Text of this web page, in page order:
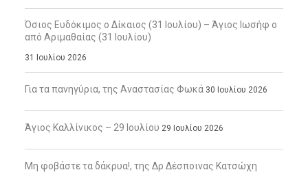
Όσιος Ευδόκιμος ο Δίκαιος (31 Ιουλίου) – Άγιος Ιωσήφ ο
από Αριμαθαίας (31 Ιουλίου)
31 Ιουλίου 2026
Για τα πανηγύρια, της Αναστασίας Φωκά 30 Ιουλίου 2026
Άγιος Καλλίνικος – 29 Ιουλίου 29 Ιουλίου 2026
Μη φοβάστε τα δάκρυα!, της Δρ Δέσποινας Κατσώχη